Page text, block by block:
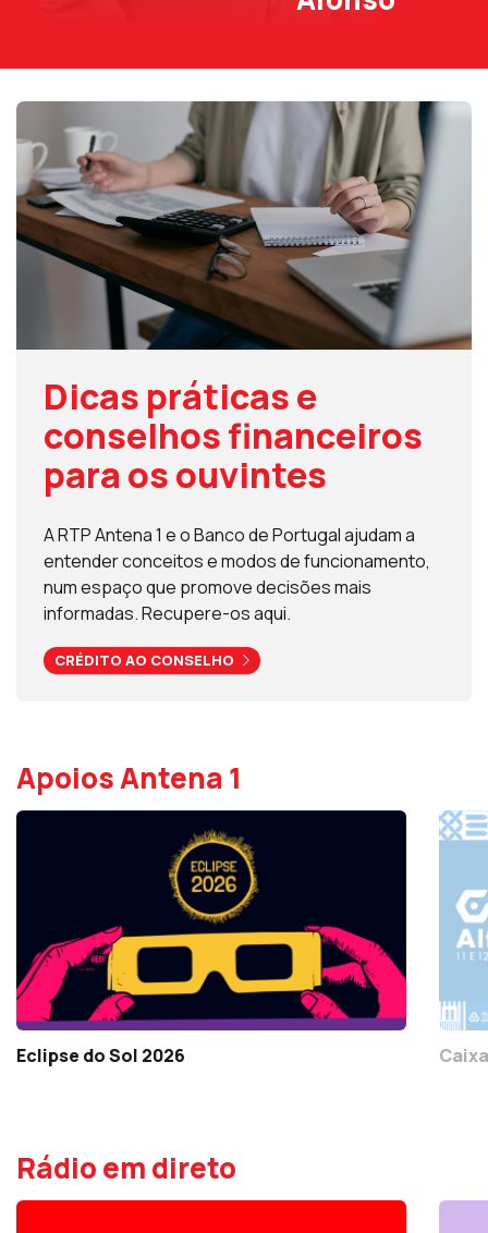
Dicas práticas e
conselhos financeiros
para os ouvintes
A RTP Antena 1 e o Banco de Portugal ajudam a
entender conceitos e modos de funcionamento,
num espaço que promove decisões mais
informadas. Recupere-os aqui.
CRÉDITO AO CONSELHO
Apoios Antena 1
Eclipse do Sol 2026
Rádio em direto